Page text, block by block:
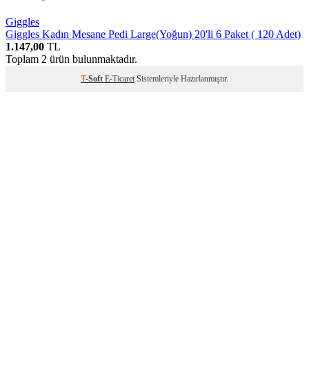
Giggles
Giggles Kadın Mesane Pedi Large(Yoğun) 20'li 6 Paket ( 120 Adet)
1.147,00 TL
Toplam 2 ürün bulunmaktadır.
T-Soft E-Ticaret Sistemleriyle Hazırlanmıştır.